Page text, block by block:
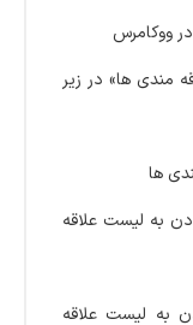
ووکامرس
مندی ها» در زیر
ها
به لیست علاقه
به لیست علاقه